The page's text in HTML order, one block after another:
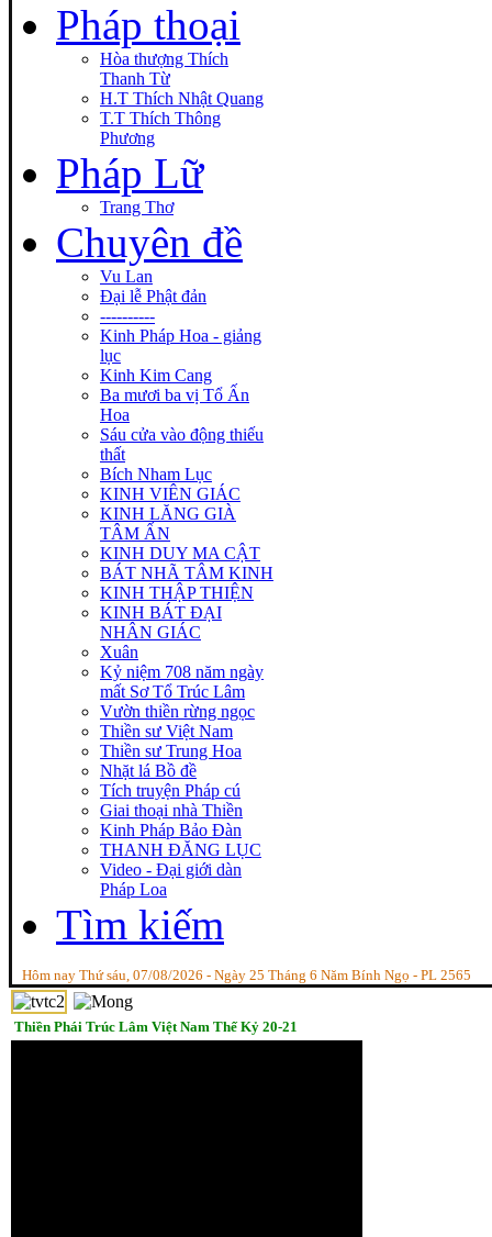
Pháp thoại
Hòa thượng Thích
Thanh Từ
H.T Thích Nhật Quang
T.T Thích Thông
Phương
Pháp Lữ
Trang Thơ
Chuyên đề
Vu Lan
Đại lễ Phật đản
----------
Kinh Pháp Hoa - giảng
lục
Kinh Kim Cang
Ba mươi ba vị Tổ Ấn
Hoa
Sáu cửa vào động thiếu
thất
Bích Nham Lục
KINH VIÊN GIÁC
KINH LĂNG GIÀ
TÂM ẤN
KINH DUY MA CẬT
BÁT NHÃ TÂM KINH
KINH THẬP THIỆN
KINH BÁT ĐẠI
NHÂN GIÁC
Xuân
Kỷ niệm 708 năm ngày
mất Sơ Tổ Trúc Lâm
Vườn thiền rừng ngọc
Thiền sư Việt Nam
Thiền sư Trung Hoa
Nhặt lá Bồ đề
Tích truyện Pháp cú
Giai thoại nhà Thiền
Kinh Pháp Bảo Đàn
THANH ĐĂNG LỤC
Video - Đại giới dàn
Pháp Loa
Tìm kiếm
Hôm nay Thứ sáu, 07/08/2026 - Ngày 25 Tháng 6 Năm Bính Ngọ - PL 2565
Thiền Phái Trúc Lâm Việt Nam Thế Kỷ 20-21